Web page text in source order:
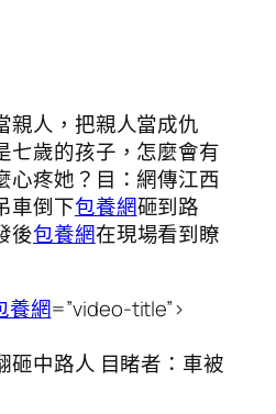
親人，把親人當成仇
七歲的孩子，怎麼會有
心疼她？目：網傳江西
車倒下包養網砸到路
後包養網在現場看到瞭
養網=”video-title”>
砸中路人 目睹者：車被